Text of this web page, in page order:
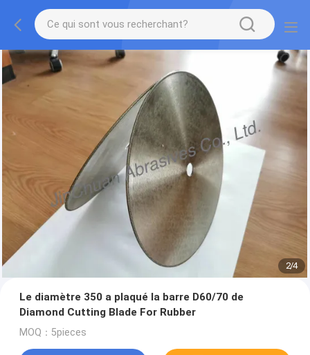
2/4
Le diamètre 350 a plaqué la barre D60/70 de
Diamond Cutting Blade For Rubber
MOQ：5pieces